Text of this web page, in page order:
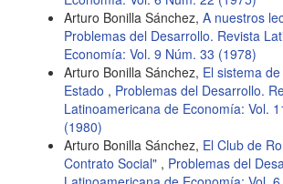
Arturo Bonilla Sánchez, A nuestros
Problemas del Desarrollo. Revista
Economía: Vol. 9 Núm. 33 (1978)
Arturo Bonilla Sánchez, El sistema
Estado , Problemas del Desarrollo.
Latinoamericana de Economía: Vol.
(1980)
Arturo Bonilla Sánchez, El Club de
Contrato Social" , Problemas del